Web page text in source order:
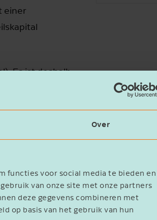
Over
functies voor social media te bieden en
van onze site met onze partners
deze gegevens combineren met
op basis van het gebruik van hun
einer
Es ist deshalb
Anteilseigner
aber auch